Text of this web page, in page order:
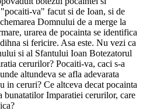
va" facut si de Ioan, si de
Domnului de a merge la
urarea de pocainta se identifica
si fericire. Asa este. Nu vezi ca
si al Sfantului Ioan Botezatorul
cerurilor? Pocaiti-va, caci s-a
altundeva se afla adevarata
in ceruri? Ce altceva decat pocainta
bunatatilor Imparatiei cerurilor, care